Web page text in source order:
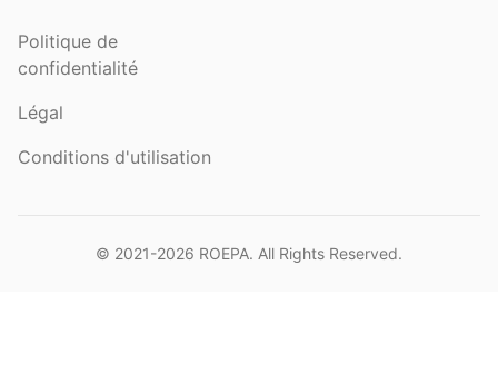
Politique de
confidentialité
Légal
Conditions d'utilisation
© 2021-2026 ROEPA. All Rights Reserved.